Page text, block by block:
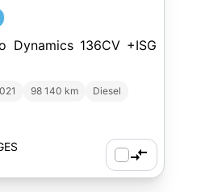
Dynamics 136CV +ISG
98 140 km
Diesel